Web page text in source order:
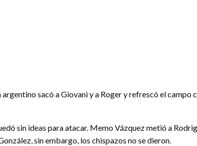
sacó a Giovani y a Roger y refrescó el campo
sin ideas para atacar. Memo Vázquez metió a
sin embargo, los chispazos no se dieron.